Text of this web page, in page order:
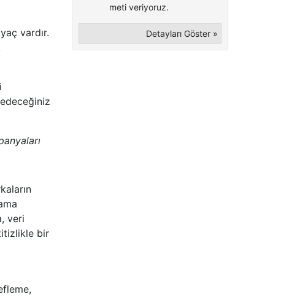
vardır.
veri
bir
meti veriyoruz.
Detayları Göster »